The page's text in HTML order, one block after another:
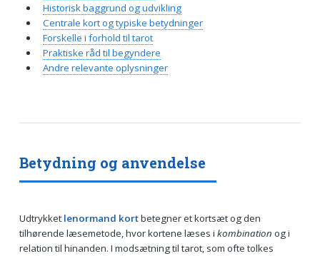
Betydning og anvendelse
Udtrykket lenormand kortbetegner et kortsæt og den
tilhørende læsemetode, hvor kortene læses i kombination og i
relation til hinanden. I modsætning til tarot, som ofte tolkes
Historisk baggrund og udvikling
Centrale kort og typiske betydninger
Forskelle i forhold til tarot
Praktiske råd til begyndere
Andre relevante oplysninger